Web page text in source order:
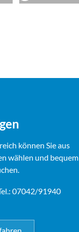
können Sie aus
wählen und bequem
07042/91940